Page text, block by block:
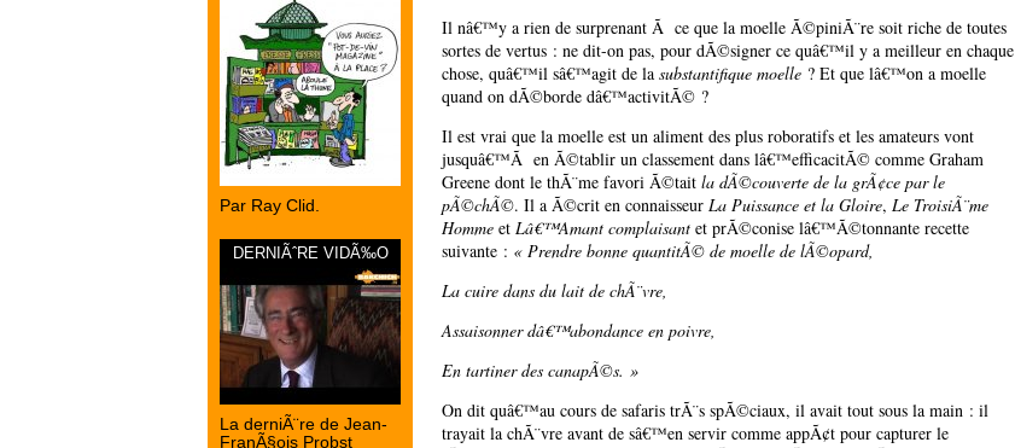
Par Ray Clid.
DERNIÃˆRE VIDÃ‰O
La derniÃ¨re de Jean-
FranÃ§ois Probst
Il nâ€™y a rien de surprenant Ã ce que la moelle Ã©piniÃ¨re soit riche de toutes
sortes de vertus : ne dit-on pas, pour dÃ©signer ce quâ€™il y a meilleur en chaque
chose, quâ€™il sâ€™agit de la substantifique moelle ? Et que lâ€™on a moelle
quand on dÃ©borde dâ€™activitÃ© ?
Il est vrai que la moelle est un aliment des plus roboratifs et les amateurs vont
jusquâ€™Ã en Ã©tablir un classement dans lâ€™efficacitÃ© comme Graham
Greene dont le thÃ¨me favori Ã©tait la dÃ©couverte de la grÃ¢ce par le
pÃ©chÃ©. Il a Ã©crit en connaisseur La Puissance et la Gloire, Le TroisiÃ¨me
Homme et Lâ€™Amant complaisant et prÃ©conise lâ€™Ã©tonnante recette
suivante : « Prendre bonne quantitÃ© de moelle de lÃ©opard,
La cuire dans du lait de chÃ¨vre,
Assaisonner dâ€™abondance en poivre,
En tartiner des canapÃ©s. »
On dit quâ€™au cours de safaris trÃ¨s spÃ©ciaux, il avait tout sous la main : il
trayait la chÃ¨vre avant de sâ€™en servir comme appÃ¢t pour capturer le